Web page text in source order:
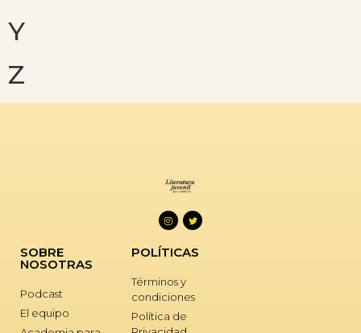
Y
Z
SOBRE
NOSOTRAS
Podcast
El equipo
POLÍTICAS
Términos y
condiciones
Política de